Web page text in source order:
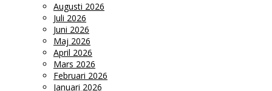
Augusti 2026
Juli 2026
Juni 2026
Maj 2026
April 2026
Mars 2026
Februari 2026
Januari 2026